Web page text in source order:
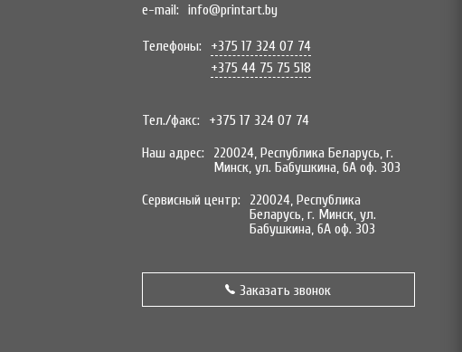
e-mail: info@printart.by
Телефоны:
+375 17 324 07 74
+375 44 75 75 518
Тел./факс:
+375 17 324 07 74
Наш адрес:
220024, Республика Беларусь, г.
Минск, ул. Бабушкина, 6А оф. 303
Сервисный центр:
220024, Республика
Беларусь, г. Минск, ул.
Бабушкина, 6А оф. 303
Заказать звонок